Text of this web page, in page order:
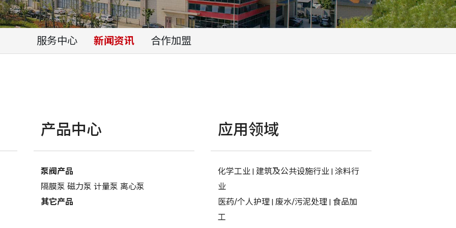
服务中心 新闻资讯 合作加盟
产品中心
泵阀产品
隔膜泵 磁力泵 计量泵 离心泵
其它产品
应用领域
化学工业| 建筑及公共设施行业| 涂料行
业
医药/个人护理| 废水/污泥处理| 食品加
工